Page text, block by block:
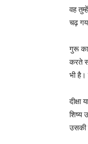
वह
चढ़
गुरू का
करते
भी है।
शिष्य
उसकी